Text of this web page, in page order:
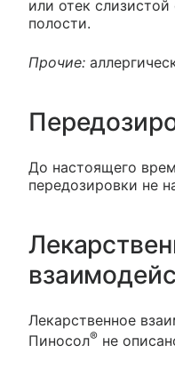
или отек
полости.
Прочие:
До настоящего
передозировки не
Лекарственное
Пиносол® не